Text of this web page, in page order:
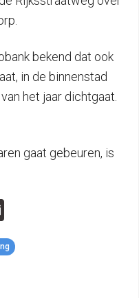
bekend dat ook
in de binnenstad
het jaar dichtgaat.
gaat gebeuren, is